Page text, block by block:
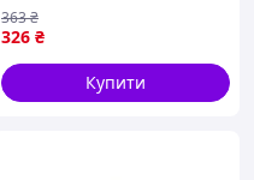
326 ₴
363₴
Купити